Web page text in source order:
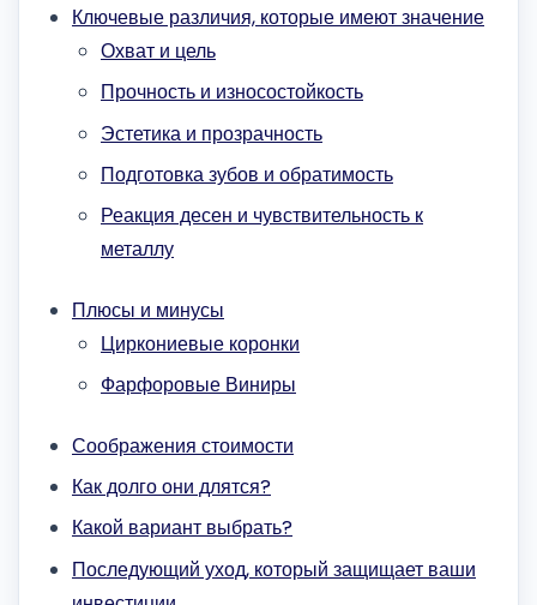
Ключевые различия, которые имеют значение
Охват и цель
Прочность и износостойкость
Эстетика и прозрачность
Подготовка зубов и обратимость
Реакция десен и чувствительность к
металлу
Плюсы и минусы
Циркониевые коронки
Фарфоровые Виниры
Соображения стоимости
Как долго они длятся?
Какой вариант выбрать?
Последующий уход, который защищает ваши